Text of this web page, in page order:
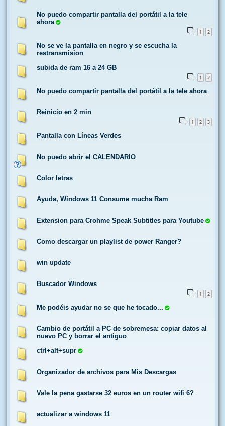
No puedo compartir pantalla del portátil a la tele
ahora
1 2
No se ve la pantalla en negro y se escucha la
restransmision
subida de ram 16 a 24 GB
1 2
No puedo compartir pantalla del portátil a la tele ahora
Reinicio en 2 min
1 2 3
Pantalla con Líneas Verdes
No puedo abrir el CALENDARIO
Color letras
Ayuda, Windows 11 Consume mucha Ram
Extension para Crohme Speak Subtitles para Youtube
Como descargar un playlist de power Ranger?
win update
Buscador Windows
1 2
Me podéis ayudar no se que he tocado...
Cambio de portátil a PC de sobremesa: copiar datos al
nuevo PC y borrar el antiguo
ctrl+alt+supr
Organizador de archivos para Mis Descargas
Vale la pena gastarse 32 euros en un router wifi 6?
actualizar a windows 11